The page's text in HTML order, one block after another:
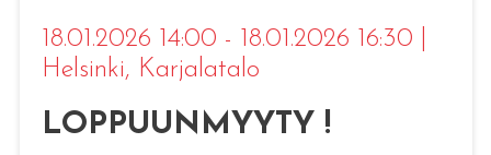
18.01.2026 14:00 - 18.01.2026 16:30
Helsinki, Karjalatalo
LOPPUUNMYYTY !